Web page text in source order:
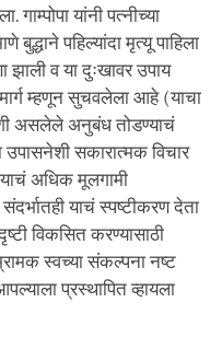
गाम्पोपा यांनी पत्नीच्या
बुद्धाने पहिल्यांदा मृत्यू पाहिला
झाली व या दुःखावर उपाय
मार्ग म्हणून सुचवलेला आहे (याचा
असलेले अनुबंध तोडण्याचं
उपासनेशी सकारात्मक विचार
अधिक मूलगामी
याचं स्पष्टीकरण देता
विकसित करण्यासाठी
स्वच्या संकल्पना नष्ट
प्रस्थापित व्हायला